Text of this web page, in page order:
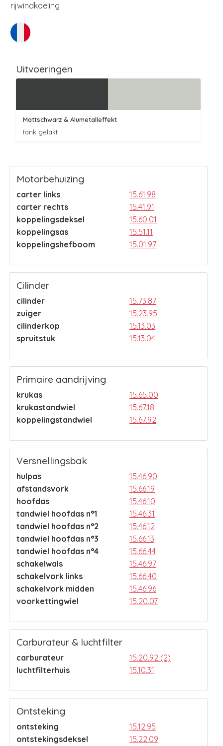
rijwindkoeling
Uitvoeringen
Mattschwarz & Alumetalleffekt
tank gelakt
Motorbehuizing
carter links
15.61.98
carter rechts
15.41.91
koppelingsdeksel
15.60.01
koppelingsas
15.51.11
koppelingshefboom
15.01.97
Cilinder
cilinder
15.73.87
zuiger
15.23.95
cilinderkop
15.13.03
spruitstuk
15.13.04
Primaire aandrijving
krukas
15.65.00
krukastandwiel
15.67.18
koppelingstandwiel
15.67.92
Versnellingsbak
hulpas
15.46.90
afstandsvork
15.66.19
hoofdas
15.46.10
tandwiel hoofdas n°1
15.46.31
tandwiel hoofdas n°2
15.46.12
tandwiel hoofdas n°3
15.66.13
tandwiel hoofdas n°4
15.66.44
schakelwals
15.46.97
schakelvork links
15.66.40
schakelvork midden
15.46.96
voorkettingwiel
15.20.07
Carburateur & luchtfilter
carburateur
15.20.92 (2)
luchtfilterhuis
15.10.31
Ontsteking
ontsteking
15.12.95
ontstekingsdeksel
15.22.09